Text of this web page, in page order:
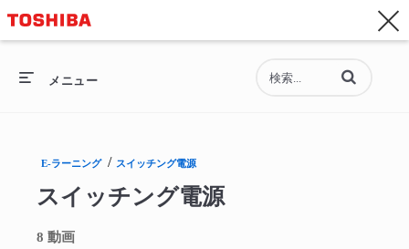
総合トップ
セミコンダクター
メニュー 動画の検索語句
E-ラーニング / スイッチング電源
スイッチング電源
8 動画